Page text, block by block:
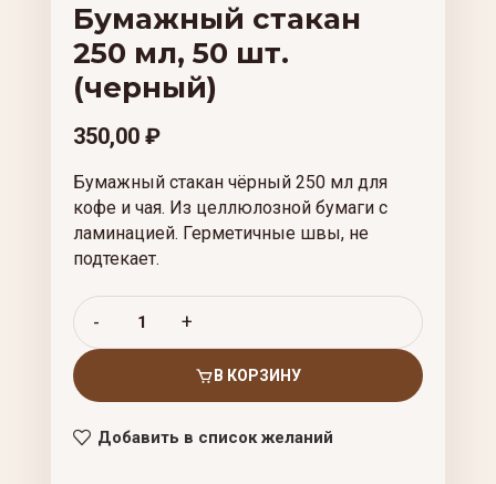
Бумажный стакан
250 мл, 50 шт.
(черный)
350,00 ₽
Бумажный стакан чёрный 250 мл для
кофе и чая. Из целлюлозной бумаги с
ламинацией. Герметичные швы, не
подтекает.
В КОРЗИНУ
Добавить в список желаний